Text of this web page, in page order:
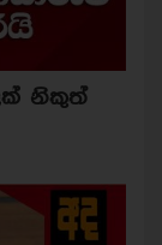
නිකුත්